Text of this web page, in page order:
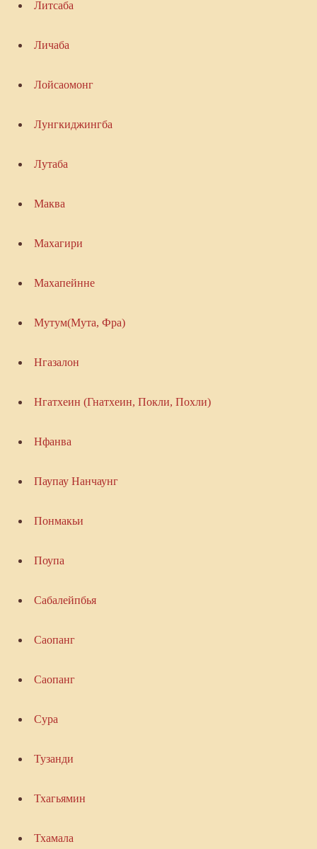
Литсаба
Личаба
Лойсаомонг
Лунгкиджингба
Лутаба
Маква
Махагири
Махапейнне
Мутум(Мута, Фра)
Нгазалон
Нгатхеин (Гнатхеин, Покли, Похли)
Нфанва
Паупау Нанчаунг
Понмакьи
Поупа
Сабалейпбья
Саопанг
Саопанг
Сура
Тузанди
Тхагьямин
Тхамала